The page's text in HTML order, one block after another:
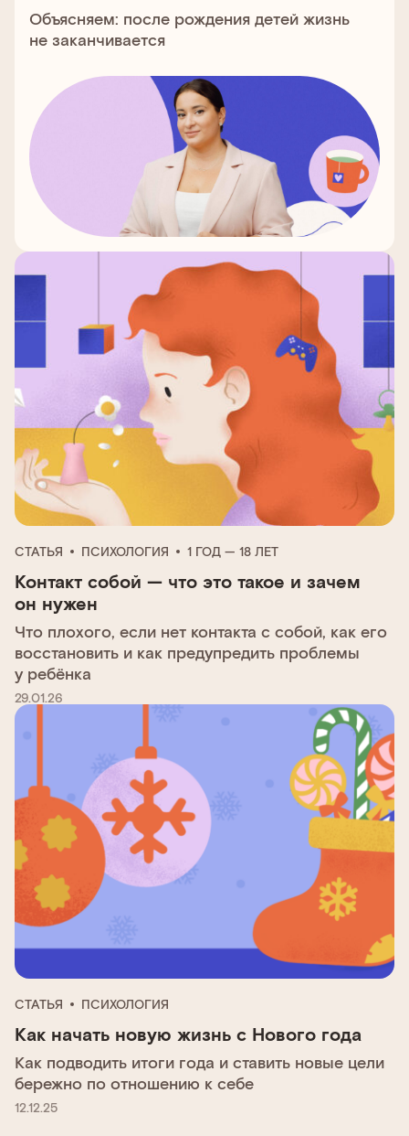
Объясняем: после рождения детей жизнь
не заканчивается
СТАТЬЯ ПСИХОЛОГИЯ 1 ГОД — 18 ЛЕТ
Контакт собой — что это такое и зачем
он нужен
Что плохого, если нет контакта с собой, как его
восстановить и как предупредить проблемы
у ребёнка
29.01.26
СТАТЬЯ ПСИХОЛОГИЯ
Как начать новую жизнь с Нового года
Как подводить итоги года и ставить новые цели
бережно по отношению к себе
12.12.25